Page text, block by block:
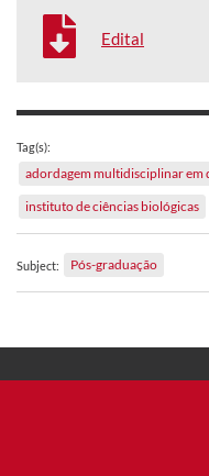
Edital
Tag(s):
adordagem multidisciplinar em
instituto de ciências biológicas
Subject: Pós-graduação